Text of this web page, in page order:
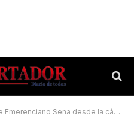
la cárcel provocaron pedido del Gobierno chaqueño